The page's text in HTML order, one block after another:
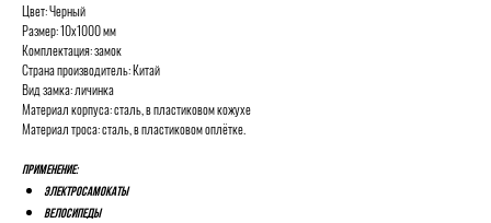
Цвет: Черный
Размер: 10х1000 мм
Комплектация: замок
Страна производитель: Китай
Вид замка: личинка
Материал корпуса: сталь, в пластиковом кожухе
Материал троса: сталь, в пластиковом оплётке.
Применение:
электросамокаты
велосипеды